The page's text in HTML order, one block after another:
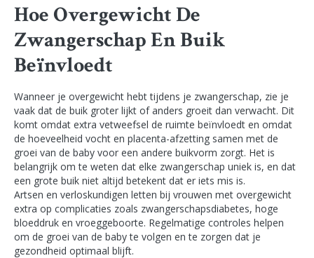
Hoe Overgewicht De
Zwangerschap En Buik
Beïnvloedt
Wanneer je overgewicht hebt tijdens je zwangerschap, zie je
vaak dat de buik groter lijkt of anders groeit dan verwacht. Dit
komt omdat extra vetweefsel de ruimte beïnvloedt en omdat
de hoeveelheid vocht en placenta-afzetting samen met de
groei van de baby voor een andere buikvorm zorgt. Het is
belangrijk om te weten dat elke zwangerschap uniek is, en dat
een grote buik niet altijd betekent dat er iets mis is.
Artsen en verloskundigen letten bij vrouwen met overgewicht
extra op complicaties zoals zwangerschapsdiabetes, hoge
bloeddruk en vroeggeboorte. Regelmatige controles helpen
om de groei van de baby te volgen en te zorgen dat je
gezondheid optimaal blijft.